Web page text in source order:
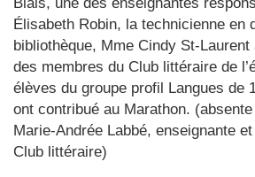
Élisabeth Robin, la technicienne en
bibliothèque, Mme Cindy St-Laurent
des membres du Club littéraire de
élèves du groupe profil Langues de
ont contribué au Marathon.
Marie-Andrée Labbé, enseignante
Club littéraire)